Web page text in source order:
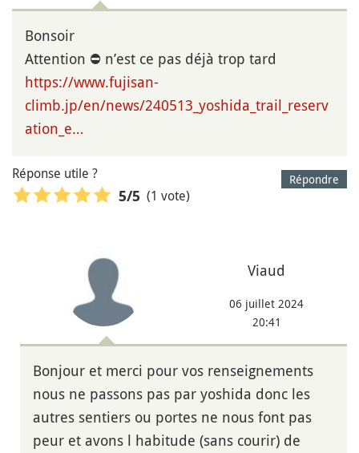
Bonsoir
Attention ⛔️ n’est ce pas déjà trop tard
https://www.fujisan-
climb.jp/en/news/240513_yoshida_trail_reserv
ation_e…
Répondre
Réponse utile ?
5/5 (1 vote)
Viaud
06 juillet 2024
20:41
Bonjour et merci pour vos renseignements
nous ne passons pas par yoshida donc les
autres sentiers ou portes ne nous font pas
peur et avons l habitude (sans courir) de